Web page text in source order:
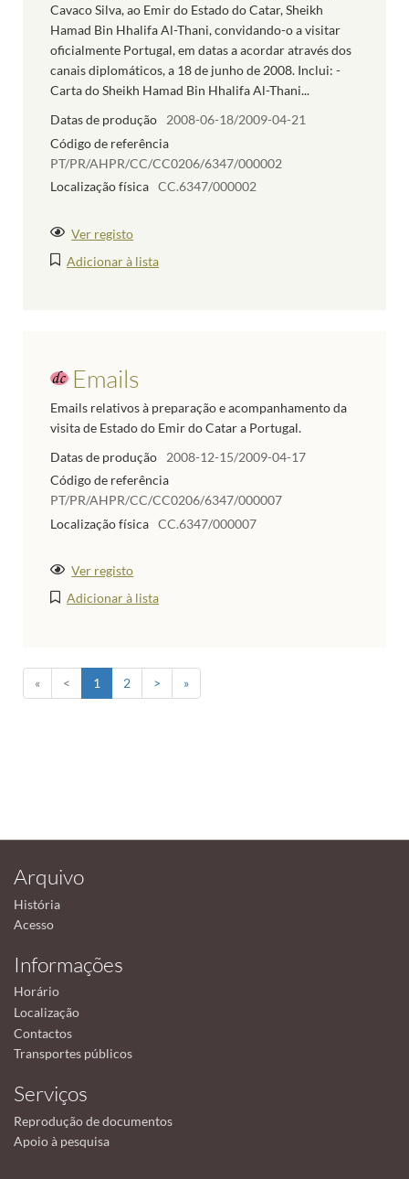
Cavaco Silva, ao Emir do Estado do Catar, Sheikh
Hamad Bin Hhalifa Al-Thani, convidando-o a visitar
oficialmente Portugal, em datas a acordar através dos
canais diplomáticos, a 18 de junho de 2008. Inclui: -
Carta do Sheikh Hamad Bin Hhalifa Al-Thani...
Datas de produção
2008-06-18/2009-04-21
Código de referência
PT/PR/AHPR/CC/CC0206/6347/000002
Localização física CC.6347/000002
Ver registo
Adicionar à lista
Emails
Emails relativos à preparação e acompanhamento da
visita de Estado do Emir do Catar a Portugal.
Datas de produção
2008-12-15/2009-04-17
Código de referência
PT/PR/AHPR/CC/CC0206/6347/000007
Localização física CC.6347/000007
Ver registo
Adicionar à lista
« < 1 2 > »
Arquivo
História
Acesso
Informações
Horário
Localização
Contactos
Transportes públicos
Serviços
Reprodução de documentos
Apoio à pesquisa